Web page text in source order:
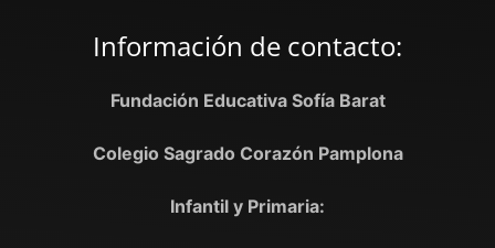
Información de contacto:
Fundación Educativa Sofía Barat
Colegio Sagrado Corazón Pamplona
Infantil y Primaria: